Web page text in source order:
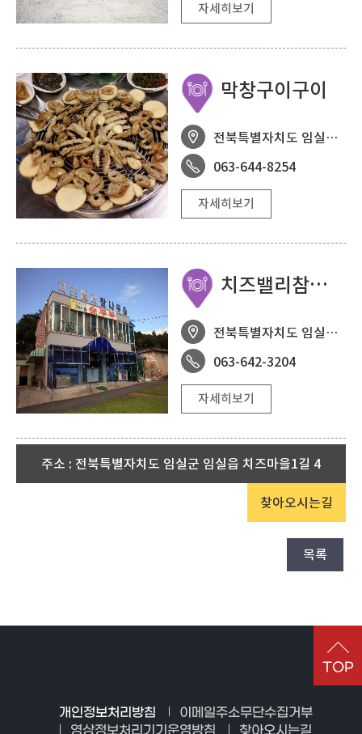
자세히보기
막창구이구이
전북특별자치도 임실군 임실읍 수정로 46-13
063-644-8254
자세히보기
치즈밸리참나무집
전북특별자치도 임실군 성수면 도인2길 36
063-642-3204
자세히보기
갈마가든
임실치즈테마파크
주소 : 전북특별자치도 임실군 임실읍 치즈마을1길 4
찾아오시는길
목록
TOP
개인정보처리방침
이메일주소무단수집거부
영상정보처리기기운영방침
찾아오시는길